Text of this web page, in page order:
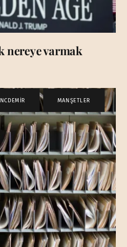
nereye varmak
, MANŞETLER